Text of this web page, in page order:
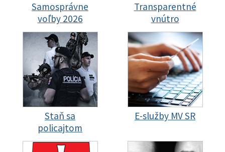
Samosprávne
voľby 2026
Transparentné
vnútro
Staň sa
policajtom
E-služby MV SR